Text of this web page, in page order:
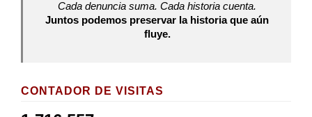
Cada denuncia suma. Cada historia cuenta.
Juntos podemos preservar la historia que aún
fluye.
CONTADOR DE VISITAS